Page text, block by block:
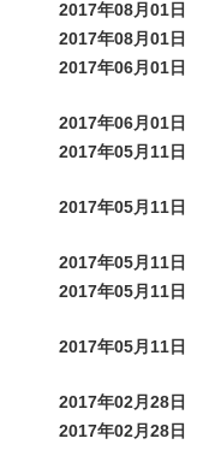
2017年08月01日
2017年08月01日
2017年06月01日
2017年06月01日
2017年05月11日
2017年05月11日
2017年05月11日
2017年05月11日
2017年05月11日
2017年02月28日
2017年02月28日